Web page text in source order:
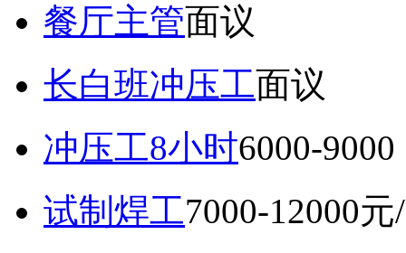
餐厅主管面议
长白班冲压工面议
冲压工8小时6000-
试制焊工7000-12000元